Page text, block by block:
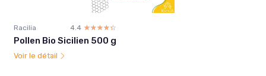
Racilia 4.4 ☆☆☆☆☆
★★★★★
Pollen Bio Sicilien 500 g
Voir le détail